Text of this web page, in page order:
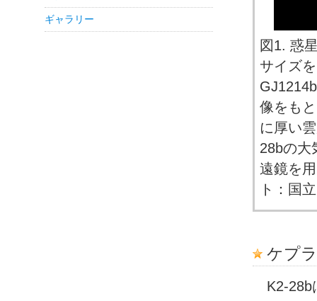
図1. 惑
サイズ
像をも
に厚い
28bの大
遠鏡を
ト：国
ケプ
K2-28b
ギャラリー